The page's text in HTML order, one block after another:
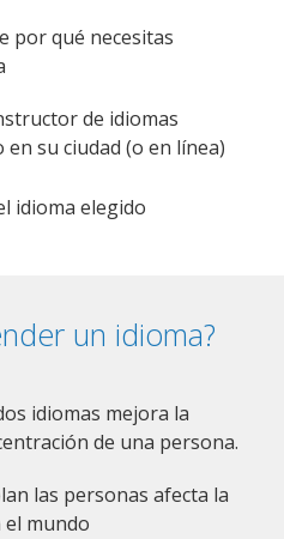
por qué necesitas
de idiomas
su ciudad (o en línea)
idioma elegido
un idioma?
idiomas mejora la
de una persona.
las personas afecta la
mundo